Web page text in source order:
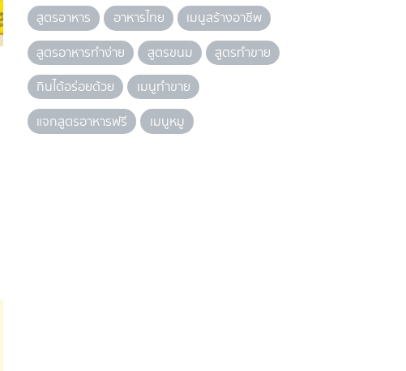
สูตรอาหาร อาหารไทย
เมนูสร้างอาชีพ
สูตรอาหารทำง่าย
สูตรขนม
สูตรทำขาย
กินได้อร่อยด้วย
เมนูทำขาย
แจกสูตรอาหารฟรี
เมนูหมู